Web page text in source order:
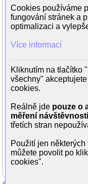
Chip Chinery
Ellis Williams
David Brisbin
Myrna Niles (Average
Victor Raider-Wexler
Max Grodénchik
Eugene Alper (Horse
Alexis Thorpe
...
Mohli jste vidět v TV
Cookies používáme
fungování stránek a
optimalizaci a
Více informací
Kliknutím na tlačítko
všechny"
cookies.
Reálně jde pouze o
měření návštěvnosti
třetích stran
Použití jen
můžete povolit po
cookies".